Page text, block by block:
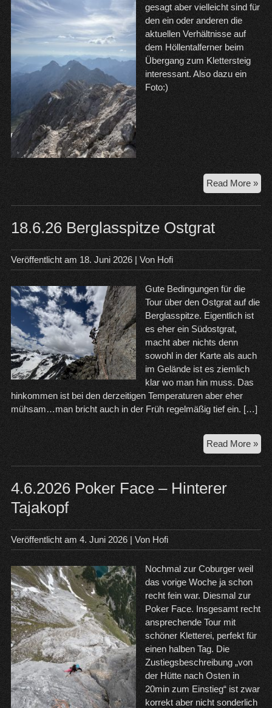
gesagt aber vielleicht sind für
den ein oder anderen die
aktuellen Verhältnisse auf
dem Höllentalferner beim
Übergang zum Klettersteig
interessant. Also dazu ein
Foto:)
Read More »
–
18.6.26 Berglasspitze Ostgrat
Veröffentlicht am 18. Juni 2026| Von Hofi
Gute Bedingungen für die
Tour über den Ostgrat auf die
Berglasspitze. Eigentlich ist
es eher ein Südostgrat,
macht aber nichts denn
sowohl in der Karte als auch
im Gelände ist es ziemlich
klar wo man hin muss. Das
hinkommen ist bei den derzeitigen Temperaturen aber eher
mühsam…man bricht auch in der Früh regelmäßig tief ein. […]
Read More »
4.6.2026 Poker Face – Hinterer
Tajakopf
Veröffentlicht am 4. Juni 2026| Von Hofi
Nochmal zur Coburger weil
das vorige Woche ja schon
recht fein war. Diesmal zur
Poker Face. Insgesamt recht
ansprechende Tour mit
schöner Kletterei, perfekt für
einen halben Tag. Die
Zustiegsbeschreibung „von
der Hütte nach Osten in
20min zum Einstieg“ ist zwar
korrekt aber nicht sonderlich